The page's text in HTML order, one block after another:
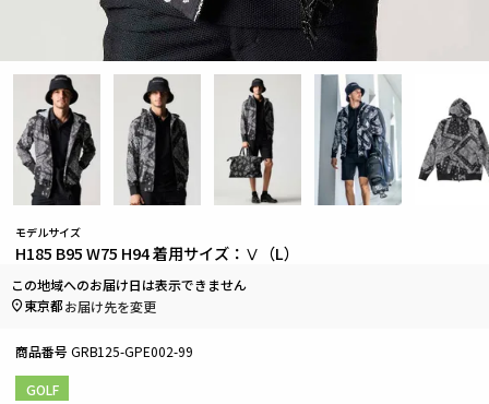
GOLF
モデルサイズ
H185 B95 W75 H94 着用サイズ：Ⅴ（L）
商品番号 GRB125-GPE002-99
この地域へのお届け日は表示できません
東京都お届け先を変更